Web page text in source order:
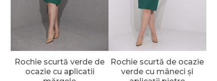
Rochie scurtă verde de
ocazie cu aplicatii
Rochie scurtă de ocazie
verde cu mâneci și